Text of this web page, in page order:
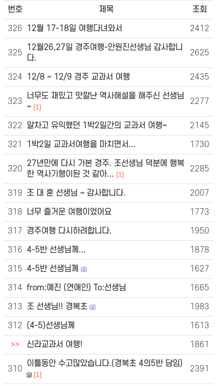
번호 제목 조회
326 12월 17-18일 여행다녀와서 2412
325
12월26,27일 경주여행-안원진선생님 감사합니
다.
2625
324 12/8 ~ 12/9 경주 교과서 여행 2435
323
너무도 재밌고 맛깔난 역사해설을 해주신 선생님
~ [1]
2277
322 알차고 유익했던 1박2일간의 교과서 여행~ 2145
321 1박2일 교과서여행을 마치면서... 1730
320
27년만에 다시 가본 경주. 조선생님 덕분에 행복
한 역사기행이된 것 같아... [1]
2285
319 조 대 훈 선생님 ~ 감사합니다. 2007
318 너무 즐거운 여행이었어요 1773
317 경주여행 다시하려합니다. 1950
316 4-5반 선생님께... 1878
315 4-5반 선생님께 1627
314 from:예진 (연애인) To:선생님 1665
313 조 선생님!! 경복초 1983
312 (4-5)선생님께 1613
>> 신라교과서 여행! 1861
310
이틀동안 수고많았습니다.(경복초 4의5반 담임)
[1]
2391